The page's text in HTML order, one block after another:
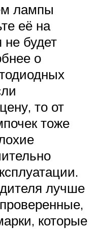
лампы
её на
будет
о
то от
тоже
лучше
которые